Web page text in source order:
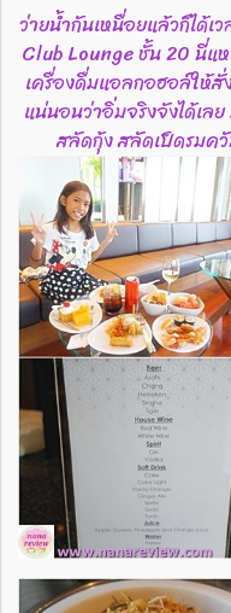
ว่ายน้ำกันเหนื่อยแล้วก็ได้เ
Club Lounge ชั้น 20 นี่แ
เครื่องดื่มแอลกอฮอล์ให้สั่
แน่นอนว่าอิ่มจริงจังได้เล
สลัดกุ้ง สลัดเป็ดรมค